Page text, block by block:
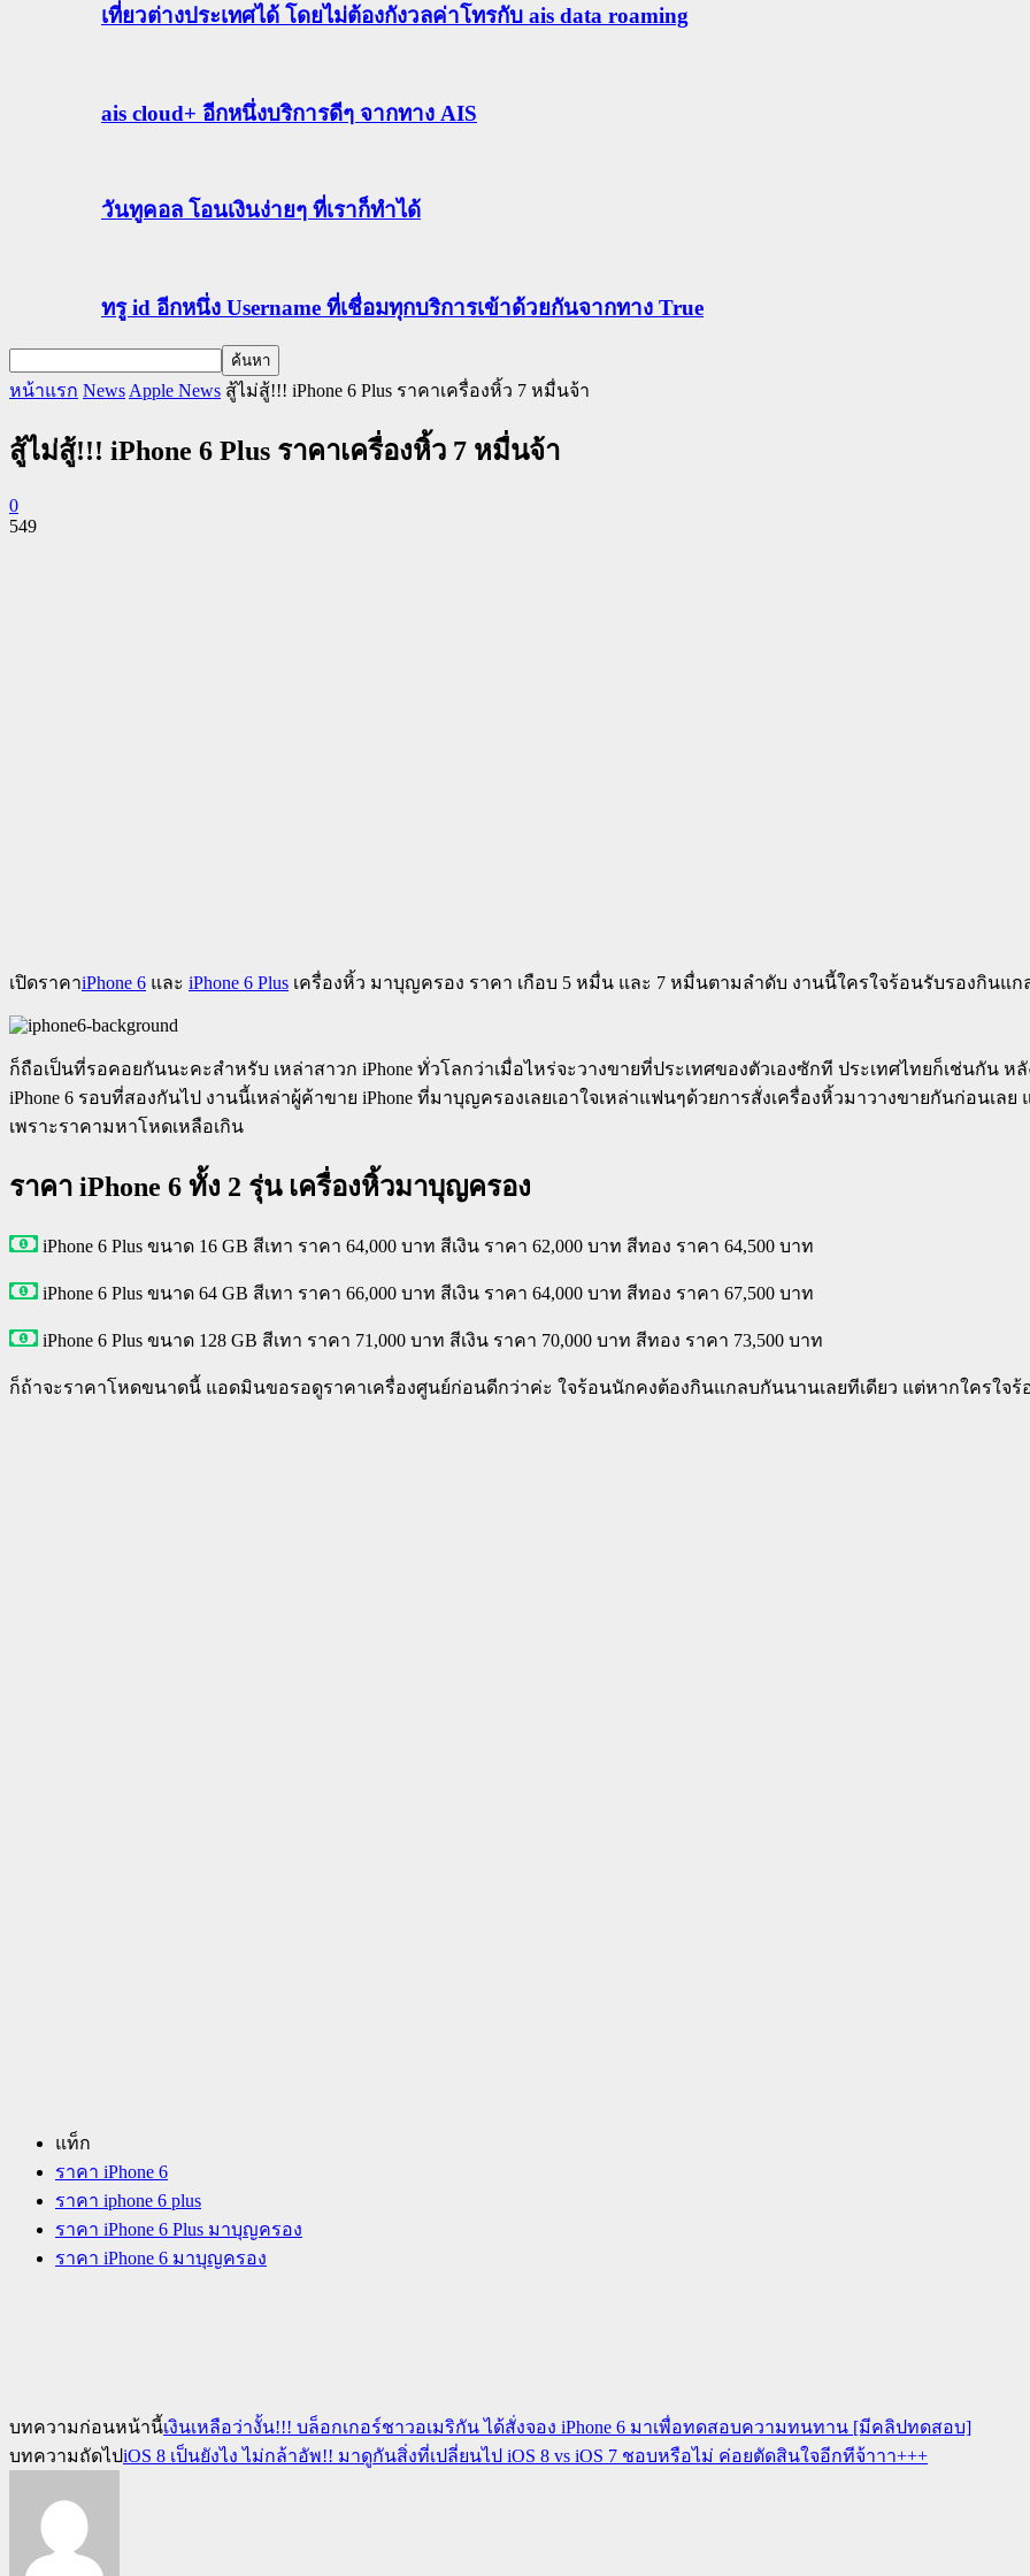
เที่ยวต่างประเทศได้ โดยไม่ต้องกังวลค่าโทรกับ ais data roaming
ais cloud+ อีกหนึ่งบริการดีๆ จากทาง AIS
วันทูคอล โอนเงินง่ายๆ ที่เราก็ทำได้
ทรู id อีกหนึ่ง Username ที่เชื่อมทุกบริการเข้าด้วยกันจากทาง True
หน้าแรก News Apple News สู้ไม่สู้!!! iPhone 6 Plus ราคาเครื่องหิ้ว 7 หมื่นจ้า
สู้ไม่สู้!!! iPhone 6 Plus ราคาเครื่องหิ้ว 7 หมื่นจ้า
0
549
เปิดราคาiPhone 6 และ iPhone 6 Plus เครื่องหิ้ว มาบุญครอง ราคา เกือบ 5 หมื่น และ 7 หมื่นตามลำดับ งานนี้ใครใจร้อนรับรองกินแ
ก็ถือเป็นที่รอคอยกันนะคะสำหรับ เหล่าสาวก iPhone ทั่วโลกว่าเมื่อไหร่จะวางขายที่ประเทศของตัวเองซักที ประเทศไทยก็เช่นกัน
iPhone 6 รอบที่สองกันไป งานนี้เหล่าผู้ค้าขาย iPhone ที่มาบุญครองเลยเอาใจเหล่าแฟนๆด้วยการสั่งเครื่องหิ้วมาวางขายกันก่อนเ
เพราะราคามหาโหดเหลือเกิน
ราคา iPhone 6 ทั้ง 2 รุ่น เครื่องหิ้วมาบุญครอง
iPhone 6 Plus ขนาด 16 GB สีเทา ราคา 64,000 บาท สีเงิน ราคา 62,000 บาท สีทอง ราคา 64,500 บาท
iPhone 6 Plus ขนาด 64 GB สีเทา ราคา 66,000 บาท สีเงิน ราคา 64,000 บาท สีทอง ราคา 67,500 บาท
iPhone 6 Plus ขนาด 128 GB สีเทา ราคา 71,000 บาท สีเงิน ราคา 70,000 บาท สีทอง ราคา 73,500 บาท
ก็ถ้าจะราคาโหดขนาดนี้ แอดมินขอรอดูราคาเครื่องศูนย์ก่อนดีกว่าค่ะ ใจร้อนนักคงต้องกินแกลบกันนานเลยทีเดียว แต่หากใครใจ
แท็ก
ราคา iPhone 6
ราคา iphone 6 plus
ราคา iPhone 6 Plus มาบุญครอง
ราคา iPhone 6 มาบุญครอง
บทความก่อนหน้านี้เงินเหลือว่างั้น!!! บล็อกเกอร์ชาวอเมริกัน ได้สั่งจอง iPhone 6 มาเพื่อทดสอบความทนทาน [มีคลิปทดสอบ]
บทความถัดไปiOS 8 เป็นยังไง ไม่กล้าอัพ!! มาดูกันสิ่งที่เปลี่ยนไป iOS 8 vs iOS 7 ชอบหรือไม่ ค่อยตัดสินใจอีกทีจ้าาา+++